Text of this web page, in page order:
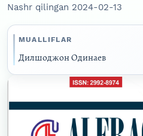
Nashr qilingan 2024-02-13
MUALLIFLAR
Дилшоджон Одинаев